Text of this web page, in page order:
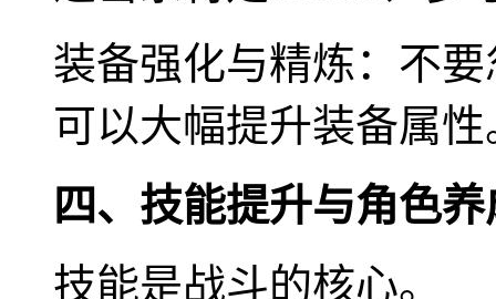
装备强化与精炼：不
可以大幅提升装备属性
四、技能提升与角色
技能是战斗的核心。